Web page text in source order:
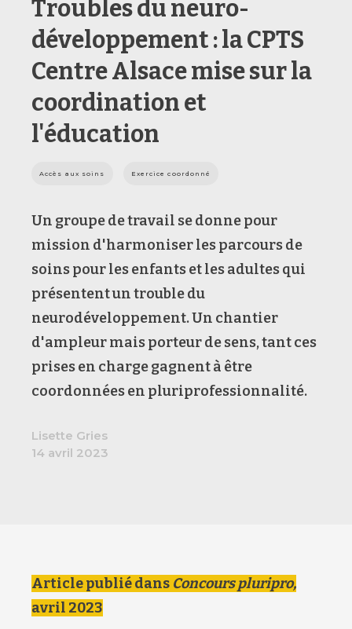
Troubles du neuro-
développement : la CPTS
Centre Alsace mise sur la
coordination et
l'éducation
Accès aux soins Exercice coordonné
Un groupe de travail se donne pour
mission d'harmoniser les parcours de
soins pour les enfants et les adultes qui
présentent un trouble du
neurodéveloppement. Un chantier
d'ampleur mais porteur de sens, tant ces
prises en charge gagnent à être
coordonnées en pluriprofessionnalité.
Lisette Gries
14 avril 2023
Article publié dans Concours pluripro,
avril 2023